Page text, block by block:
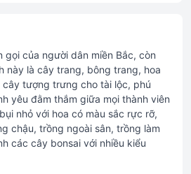
gọi của người dân miền Bắc, còn
này là cây trang, bông trang, hoa
cây tượng trưng cho tài lộc, phú
yêu đằm thắm giữa mọi thành viên
nhỏ với hoa có màu sắc rực rỡ,
chậu, trồng ngoài sân, trồng làm
các cây bonsai với nhiều kiểu